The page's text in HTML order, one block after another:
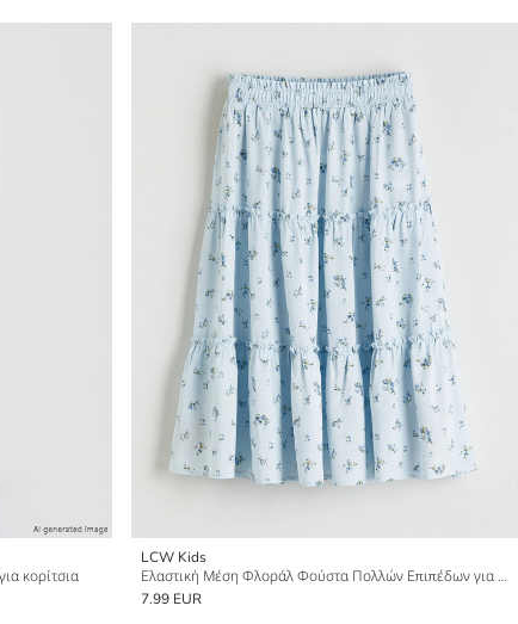
κορίτσια
LCW Kids
Ελαστική Μέση Φλοράλ Φούστα Πολλών Επιπέδων για Κορίτσια
7.99 EUR